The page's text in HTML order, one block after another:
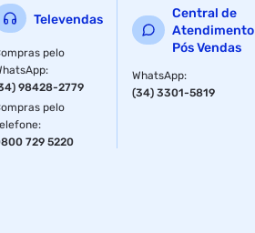
Televendas
pelo
:
98428-2779
pelo
:
729 5220
Central de
Atendimento
Pós Vendas
WhatsApp:
(34) 3301-5819